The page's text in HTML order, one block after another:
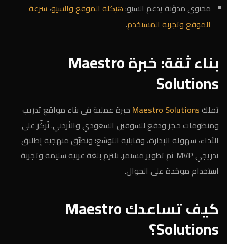
محتوى مدوّنة يدعم السيو:هيكلة الموقع والسيو، سرعة
الموقع وتجربة المستخدم.
بناء ثقة: خبرة Maestro
Solutions
تملكMaestro Solutions خبرة عملية في بناء مواقع تدريب
ومنظومات حجز ودفع للسوقين السعودي والأردني. نُركّز على
الأداء، سهولة الإدارة، وقابلية التوسّع؛ ونطبّق منهجية إطلاق
تدريجي MVP ثم تطوير مستمر. نلتزم بلغة عربية سليمة وتجربة
استخدام موحّدة على الجوال.
كيف تساعدك Maestro
Solutions؟